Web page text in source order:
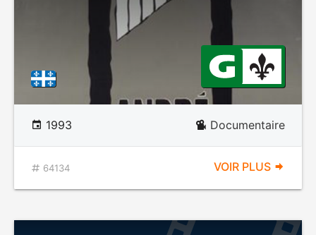
1993 Documentaire
64134 VOIR PLUS